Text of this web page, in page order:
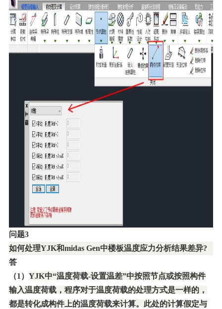
问题3
如何处理YJK和midas Gen中楼板温度应力分析结果差异?
答
（1） YJK中“温度荷载-设置温差”中按照节点或按照构件
输入温度荷载，程序对于温度荷载的处理方式是一样的，
都是转化成构件上的温度荷载来计算。此处的计算假定与